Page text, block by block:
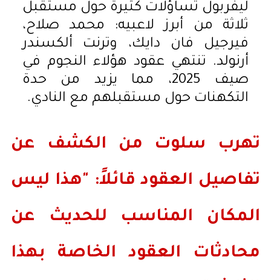
ليفربول تساؤلات كثيرة حول مستقبل
ثلاثة من أبرز لاعبيه: محمد صلاح،
فيرجيل فان دايك، وترنت ألكسندر
أرنولد. تنتهي عقود هؤلاء النجوم في
صيف 2025، مما يزيد من حدة
التكهنات حول مستقبلهم مع النادي.
تهرب سلوت من الكشف عن
تفاصيل العقود قائلاً: "هذا ليس
المكان المناسب للحديث عن
محادثات العقود الخاصة بهذا